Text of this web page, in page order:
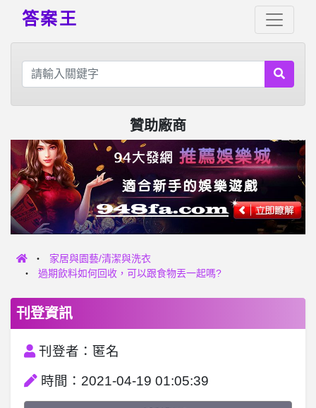
答案王
贊助廠商
家居與園藝/清潔與洗衣
過期飲料如何回收，可以跟食物丟一起嗎?
刊登資訊
刊登者：匿名
時間：2021-04-19 01:05:39